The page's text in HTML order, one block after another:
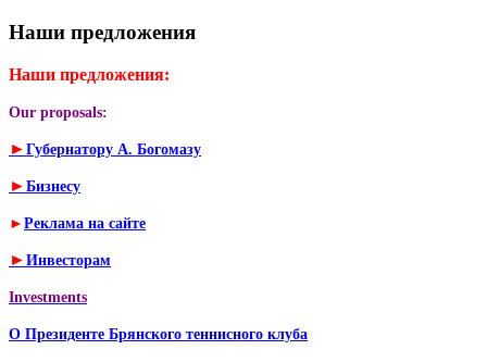
Наши предложения
Наши предложения:
Our proposals:
► Губернатору А. Богомазу
► Бизнесу
► Реклама на сайте
► Инвесторам
Investments
О Президенте Брянского теннисного клуба